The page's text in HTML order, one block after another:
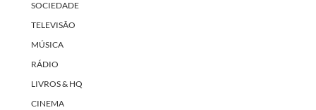
SOCIEDADE
TELEVISÃO
MÚSICA
RÁDIO
LIVROS & HQ
CINEMA